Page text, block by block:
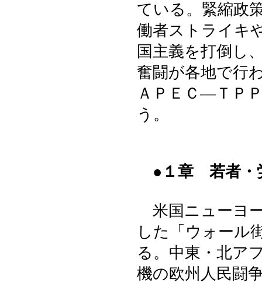
ている。緊縮政
働者ストライキ
国主義を打倒し
奮闘が各地で行
ＡＰＥＣ―ＴＰ
う。
●１章 若者・
米国ニューヨ
した「ウォール
る。中東・北ア
機の欧州人民闘